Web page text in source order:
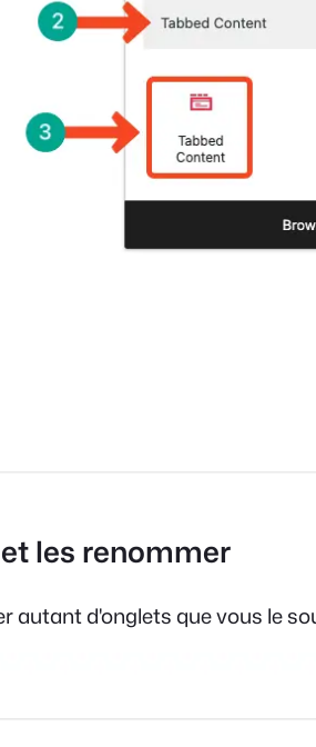
les renommer
autant d'onglets que vous le